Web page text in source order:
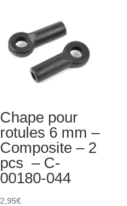
M4
C-
3104-
40
Chape pour
rotules 6 mm –
Composite – 2
pcs – C-
00180-044
2,95€